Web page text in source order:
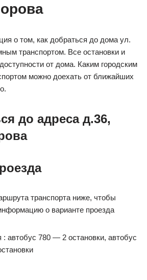
о том, как добраться до дома ул.
транспортом. Все остановки и
от дома. Каким городским
можно доехать от ближайших
до адреса д.36,
транспорта ниже, чтобы
о варианте проезда
автобус 780 — 2 остановки, автобус